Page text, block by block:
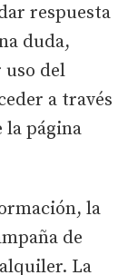
respuesta
duda,
uso del
a través
la página
la
de
La